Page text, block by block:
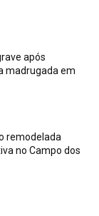
após
madrugada em
remodelada
no Campo dos